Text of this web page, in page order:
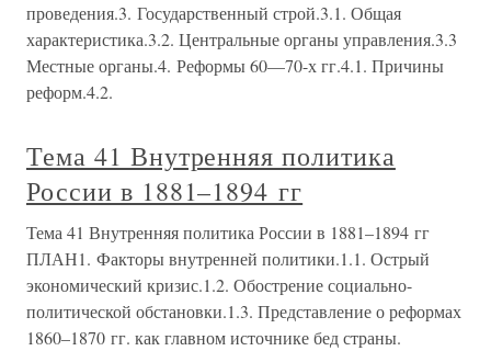
проведения.3. Государственный строй.3.1. Общая
характеристика.3.2. Центральные органы управления.3.3
Местные органы.4. Реформы 60—70-х гг.4.1. Причины
реформ.4.2.
Тема 41 Внутренняя политика
России в 1881–1894 гг
Тема 41 Внутренняя политика России в 1881–1894 гг
ПЛАН1. Факторы внутренней политики.1.1. Острый
экономический кризис.1.2. Обострение социально-
политической обстановки.1.3. Представление о реформах
1860–1870 гг. как главном источнике бед страны.